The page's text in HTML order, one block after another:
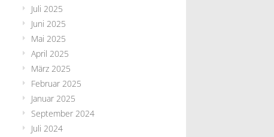
Juli 2025
Juni 2025
Mai 2025
April 2025
März 2025
Februar 2025
Januar 2025
September 2024
Juli 2024